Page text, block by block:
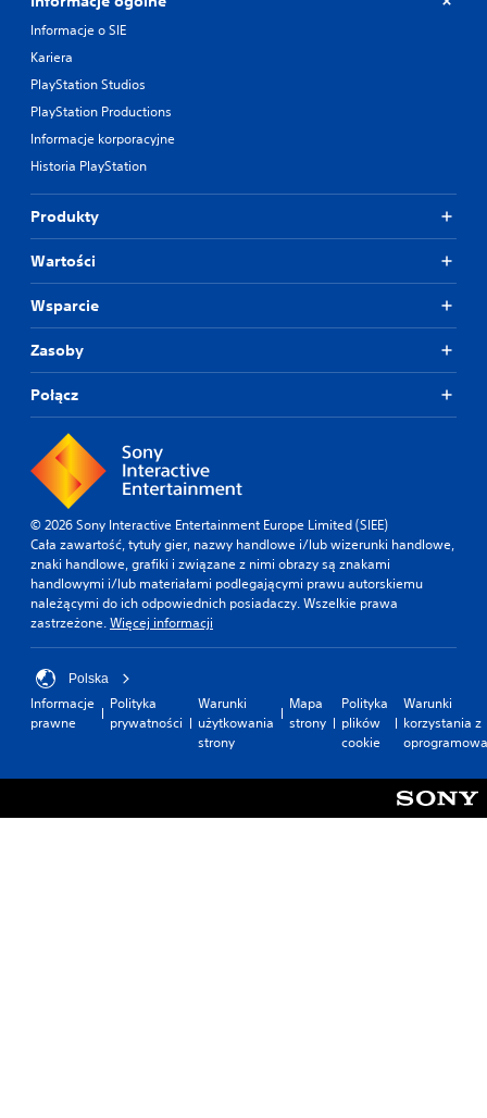
Informacje o SIE
Kariera
PlayStation Studios
PlayStation Productions
Informacje korporacyjne
Historia PlayStation
Produkty
Wartości
Wsparcie
Zasoby
Połącz
© 2026 Sony Interactive Entertainment Europe Limited (SIEE)
Cała zawartość, tytuły gier, nazwy handlowe i/lub wizerunki handlowe,
znaki handlowe, grafiki i związane z nimi obrazy są znakami
handlowymi i/lub materiałami podlegającymi prawu autorskiemu
należącymi do ich odpowiednich posiadaczy. Wszelkie prawa
zastrzeżone.Więcej informacji
Polska
Informacje
prawne
Polityka
prywatności
Warunki
użytkowania
strony
Mapa
strony
Polityka
plików
cookie
Warunki
korzystania z